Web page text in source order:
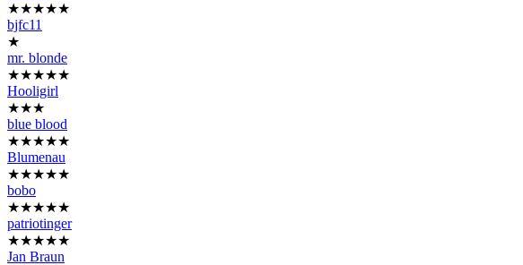
★★★★★
bjfc11
★
mr. blonde
★★★★★
Hooligirl
★★★
blue blood
★★★★★
Blumenau
★★★★★
bobo
★★★★★
patriotinger
★★★★★
Jan Braun